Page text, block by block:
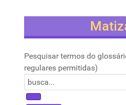
Pesquisar termos do
regulares permitidas)